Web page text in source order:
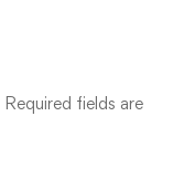
Required fields are